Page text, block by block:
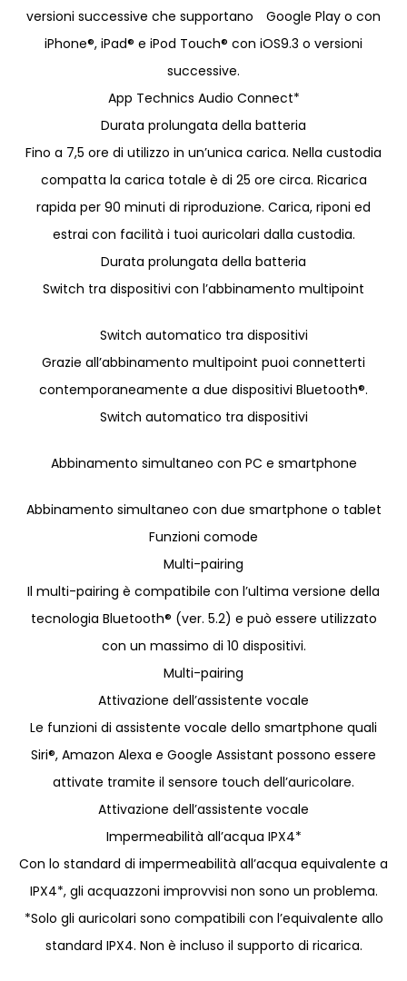
versioni successive che supportano Google Play o con
iPhone®, iPad® e iPod Touch® con iOS9.3 o versioni
successive.
App Technics Audio Connect*
Durata prolungata della batteria
Fino a 7,5 ore di utilizzo in un’unica carica. Nella custodia
compatta la carica totale è di 25 ore circa. Ricarica
rapida per 90 minuti di riproduzione. Carica, riponi ed
estrai con facilità i tuoi auricolari dalla custodia.
Durata prolungata della batteria
Switch tra dispositivi con l’abbinamento multipoint
Switch automatico tra dispositivi
Grazie all’abbinamento multipoint puoi connetterti
contemporaneamente a due dispositivi Bluetooth®.
Switch automatico tra dispositivi
Abbinamento simultaneo con PC e smartphone
Abbinamento simultaneo con due smartphone o tablet
Funzioni comode
Multi-pairing
Il multi-pairing è compatibile con l’ultima versione della
tecnologia Bluetooth® (ver. 5.2) e può essere utilizzato
con un massimo di 10 dispositivi.
Multi-pairing
Attivazione dell’assistente vocale
Le funzioni di assistente vocale dello smartphone quali
Siri®, Amazon Alexa e Google Assistant possono essere
attivate tramite il sensore touch dell’auricolare.
Attivazione dell’assistente vocale
Impermeabilità all’acqua IPX4*
Con lo standard di impermeabilità all’acqua equivalente a
IPX4*, gli acquazzoni improvvisi non sono un problema.
*Solo gli auricolari sono compatibili con l’equivalente allo
standard IPX4. Non è incluso il supporto di ricarica.